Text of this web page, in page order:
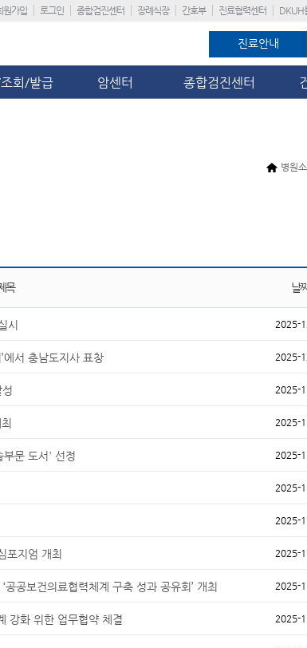
원가입 로그인 종합검진센터 장례식장 간호부 진료협력센터 DKUH
진료안내
회/발급 암센터 종합검진센터
병원
목 날
시 2025-
에서 충남도지사 표창 2025-
2025-
2025-
부문 도서' 선정 2025-
2025-
2025-
포지엄 개최 2025-
공보건의료협력체계 구축 성과 공유회’ 개최 2025-
강화 위한 업무협약 체결 2025-